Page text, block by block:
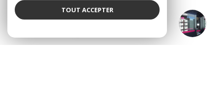
Groupe GTI Saint-Etienne
TOUT ACCEPTER